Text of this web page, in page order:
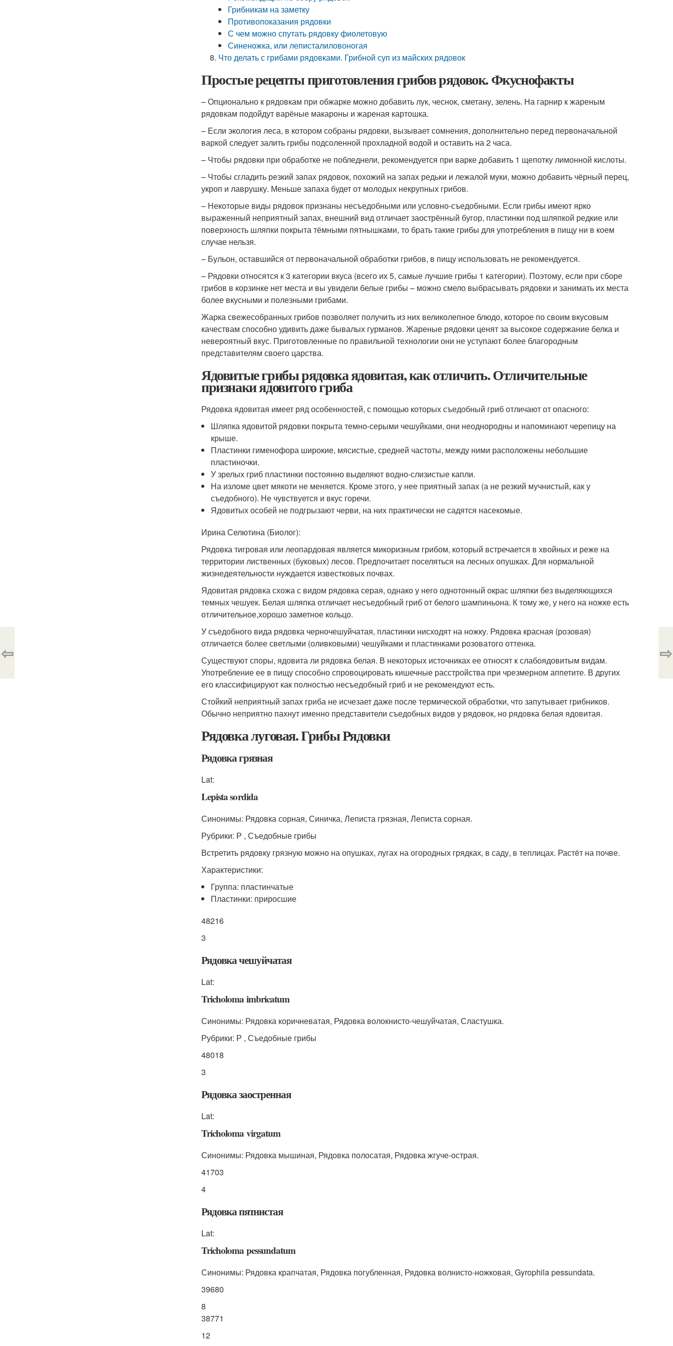
Грибникам на заметку
Противопоказания рядовки
С чем можно спутать рядовку фиолетовую
Синеножка, или леписталиловоногая
Что делать с грибами рядовками. Грибной суп из майских рядовок
Простые рецепты приготовления грибов рядовок. Фкуснофакты
– Опционально к рядовкам при обжарке можно добавить лук, чеснок, сметану, зелень. На гарнир к жареным
рядовкам подойдут варёные макароны и жареная картошка.
– Если экология леса, в котором собраны рядовки, вызывает сомнения, дополнительно перед первоначальной
варкой следует залить грибы подсоленной прохладной водой и оставить на 2 часа.
– Чтобы рядовки при обработке не побледнели, рекомендуется при варке добавить 1 щепотку лимонной кислоты.
– Чтобы сгладить резкий запах рядовок, похожий на запах редьки и лежалой муки, можно добавить чёрный перец,
укроп и лаврушку. Меньше запаха будет от молодых некрупных грибов.
– Некоторые виды рядовок признаны несъедобными или условно-съедобными. Если грибы имеют ярко
выраженный неприятный запах, внешний вид отличает заострённый бугор, пластинки под шляпкой редкие или
поверхность шляпки покрыта тёмными пятнышками, то брать такие грибы для употребления в пищу ни в коем
случае нельзя.
– Бульон, оставшийся от первоначальной обработки грибов, в пищу использовать не рекомендуется.
– Рядовки относятся к 3 категории вкуса (всего их 5, самые лучшие грибы 1 категории). Поэтому, если при сборе
грибов в корзинке нет места и вы увидели белые грибы – можно смело выбрасывать рядовки и занимать их места
более вкусными и полезными грибами.
Жарка свежесобранных грибов позволяет получить из них великолепное блюдо, которое по своим вкусовым
качествам способно удивить даже бывалых гурманов. Жареные рядовки ценят за высокое содержание белка и
невероятный вкус. Приготовленные по правильной технологии они не уступают более благородным
представителям своего царства.
Ядовитые грибы рядовка ядовитая, как отличить. Отличительные
признаки ядовитого гриба
Рядовка ядовитая имеет ряд особенностей, с помощью которых съедобный гриб отличают от опасного:
Шляпка ядовитой рядовки покрыта темно-серыми чешуйками, они неоднородны и напоминают черепицу на
крыше.
Пластинки гименофора широкие, мясистые, средней частоты, между ними расположены небольшие
пластиночки.
У зрелых гриб пластинки постоянно выделяют водно-слизистые капли.
На изломе цвет мякоти не меняется. Кроме этого, у нее приятный запах (а не резкий мучнистый, как у
съедобного). Не чувствуется и вкус горечи.
Ядовитых особей не подгрызают черви, на них практически не садятся насекомые.
Ирина Селютина (Биолог):
Рядовка тигровая или леопардовая является микоризным грибом, который встречается в хвойных и реже на
территории лиственных (буковых) лесов. Предпочитает поселяться на лесных опушках. Для нормальной
жизнедеятельности нуждается известковых почвах.
Ядовитая рядовка схожа с видом рядовка серая, однако у него однотонный окрас шляпки без выделяющихся
темных чешуек. Белая шляпка отличает несъедобный гриб от белого шампиньона. К тому же, у него на ножке есть
отличительное,хорошо заметное кольцо.
У съедобного вида рядовка черночешуйчатая, пластинки нисходят на ножку. Рядовка красная (розовая)
отличается более светлыми (оливковыми) чешуйками и пластинками розоватого оттенка.
Существуют споры, ядовита ли рядовка белая. В некоторых источниках ее относят к слабоядовитым видам.
Употребление ее в пищу способно спровоцировать кишечные расстройства при чрезмерном аппетите. В других
его классифицируют как полностью несъедобный гриб и не рекомендуют есть.
Стойкий неприятный запах гриба не исчезает даже после термической обработки, что запутывает грибников.
Обычно неприятно пахнут именно представители съедобных видов у рядовок, но рядовка белая ядовитая.
Рядовка луговая. Грибы Рядовки
Рядовка грязная
Lat:
Lepista sordida
Синонимы: Рядовка сорная, Синичка, Леписта грязная, Леписта сорная.
Рубрики: Р , Съедобные грибы
Встретить рядовку грязную можно на опушках, лугах на огородных грядках, в саду, в теплицах. Растёт на почве.
Характеристики:
Группа: пластинчатые
Пластинки: приросшие
48216
3
Рядовка чешуйчатая
Lat:
Tricholoma imbricatum
Синонимы: Рядовка коричневатая, Рядовка волокнисто-чешуйчатая, Сластушка.
Рубрики: Р , Съедобные грибы
48018
3
Рядовка заостренная
Lat:
Tricholoma virgatum
Синонимы: Рядовка мышиная, Рядовка полосатая, Рядовка жгуче-острая.
41703
4
Рядовка пятнистая
Lat:
Tricholoma pessundatum
Синонимы: Рядовка крапчатая, Рядовка погубленная, Рядовка волнисто-ножковая, Gyrophila pessundata.
39680
8
38771
12
⇦ ⇨